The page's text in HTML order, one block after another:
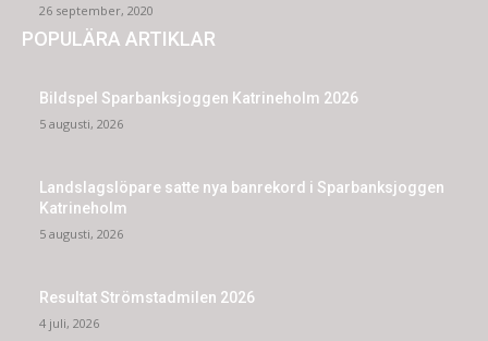
26 september, 2020
POPULÄRA ARTIKLAR
Bildspel Sparbanksjoggen Katrineholm 2026
5 augusti, 2026
Landslagslöpare satte nya banrekord i Sparbanksjoggen
Katrineholm
5 augusti, 2026
Resultat Strömstadmilen 2026
4 juli, 2026